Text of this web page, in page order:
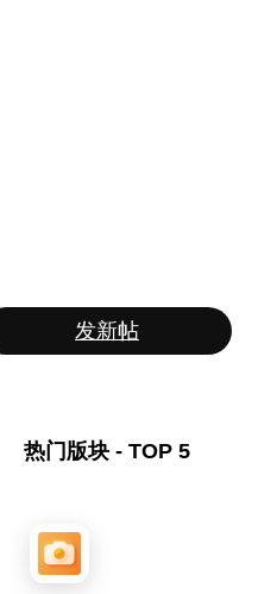
发新帖
热门版块 - TOP 5